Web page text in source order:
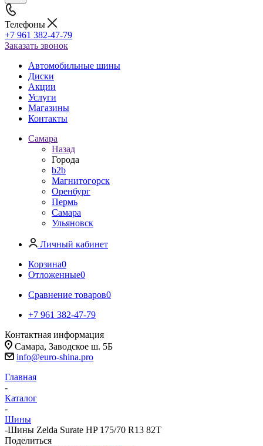
Телефоны
+7 961 382-47-79
Заказать звонок
Автомобильные шины
Диски
Акции
Услуги
Магазины
Контакты
Самара
Назад
Города
b2b
Магнитогорск
Оренбург
Пермь
Самара
Ульяновск
Личный кабинет
Корзина0
Отложенные0
Сравнение товаров0
+7 961 382-47-79
Контактная информация
Самара, Заводское ш. 5Б
info@euro-shina.pro
Главная
-
Каталог
-
Шины
-Шины Zelda Surate HP 175/70 R13 82T
Поделиться